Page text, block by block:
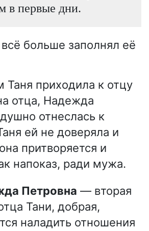
в первые дни.
больше заполнял её
приходила к отцу
отца, Надежда
отнеслась к
ей не доверяла и
притворяется и
напоказ, ради мужа.
Петровна — вторая
Тани, добрая,
наладить отношения